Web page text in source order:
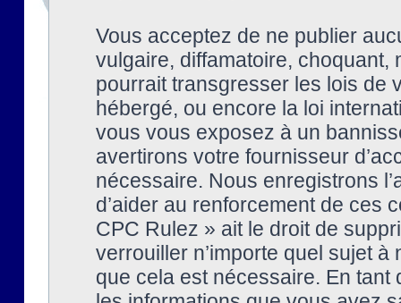
Vous acceptez de ne publier
vulgaire, diffamatoire, choquant,
pourrait transgresser les lois de
hébergé, ou encore la loi
vous vous exposez à un
avertirons votre fournisseur
nécessaire. Nous enregistrons
d’aider au renforcement de ces
CPC Rulez » ait le droit de
verrouiller n’importe quel sujet à
que cela est nécessaire. En tant